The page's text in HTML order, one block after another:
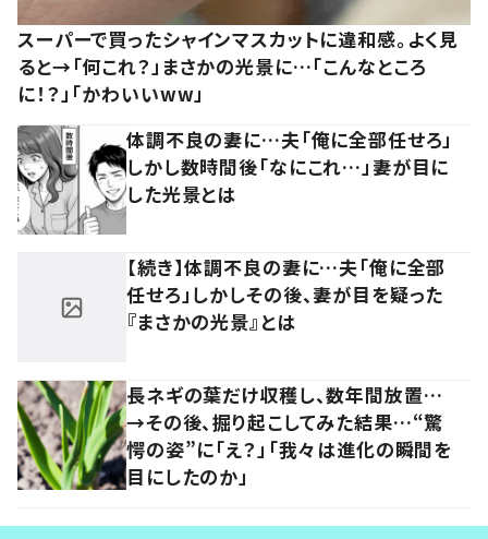
スーパーで買ったシャインマスカットに違和感。よく見
ると→「何これ？」まさかの光景に…「こんなところ
に！？」「かわいいww」
体調不良の妻に…夫「俺に全部任せろ」
しかし数時間後「なにこれ…」妻が目に
した光景とは
【続き】体調不良の妻に…夫「俺に全部
任せろ」しかしその後、妻が目を疑った
『まさかの光景』とは
長ネギの葉だけ収穫し、数年間放置…
→その後、掘り起こしてみた結果…“驚
愕の姿”に「え？」「我々は進化の瞬間を
目にしたのか」